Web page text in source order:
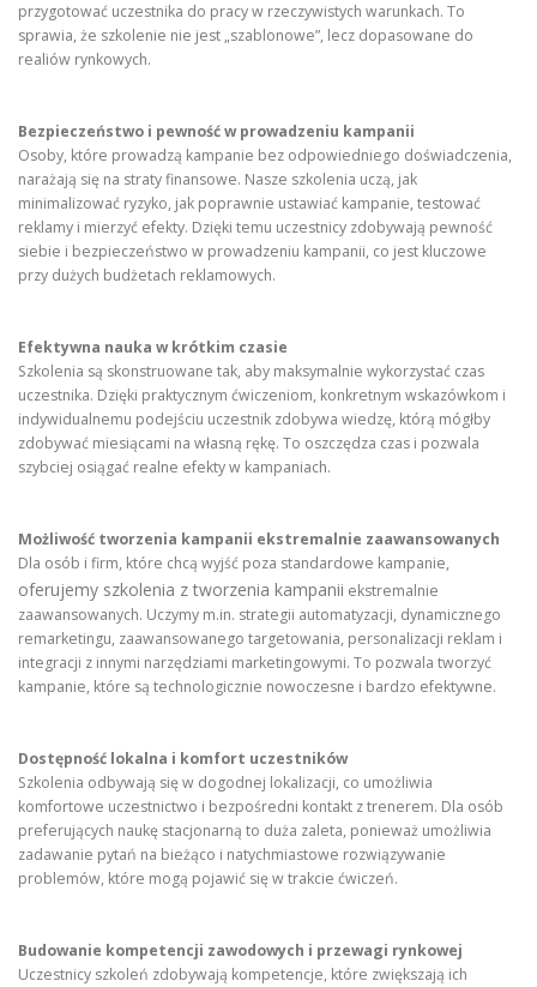
przygotować uczestnika do pracy w rzeczywistych warunkach. To
sprawia, że szkolenie nie jest „szablonowe”, lecz dopasowane do
realiów rynkowych.
Bezpieczeństwo i pewność w prowadzeniu kampanii
Osoby, które prowadzą kampanie bez odpowiedniego doświadczenia,
narażają się na straty finansowe. Nasze szkolenia uczą, jak
minimalizować ryzyko, jak poprawnie ustawiać kampanie, testować
reklamy i mierzyć efekty. Dzięki temu uczestnicy zdobywają pewność
siebie i bezpieczeństwo w prowadzeniu kampanii, co jest kluczowe
przy dużych budżetach reklamowych.
Efektywna nauka w krótkim czasie
Szkolenia są skonstruowane tak, aby maksymalnie wykorzystać czas
uczestnika. Dzięki praktycznym ćwiczeniom, konkretnym wskazówkom i
indywidualnemu podejściu uczestnik zdobywa wiedzę, którą mógłby
zdobywać miesiącami na własną rękę. To oszczędza czas i pozwala
szybciej osiągać realne efekty w kampaniach.
Możliwość tworzenia kampanii ekstremalnie zaawansowanych
Dla osób i firm, które chcą wyjść poza standardowe kampanie,
oferujemy szkolenia z tworzenia kampanii ekstremalnie
zaawansowanych. Uczymy m.in. strategii automatyzacji, dynamicznego
remarketingu, zaawansowanego targetowania, personalizacji reklam i
integracji z innymi narzędziami marketingowymi. To pozwala tworzyć
kampanie, które są technologicznie nowoczesne i bardzo efektywne.
Dostępność lokalna i komfort uczestników
Szkolenia odbywają się w dogodnej lokalizacji, co umożliwia
komfortowe uczestnictwo i bezpośredni kontakt z trenerem. Dla osób
preferujących naukę stacjonarną to duża zaleta, ponieważ umożliwia
zadawanie pytań na bieżąco i natychmiastowe rozwiązywanie
problemów, które mogą pojawić się w trakcie ćwiczeń.
Budowanie kompetencji zawodowych i przewagi rynkowej
Uczestnicy szkoleń zdobywają kompetencje, które zwiększają ich